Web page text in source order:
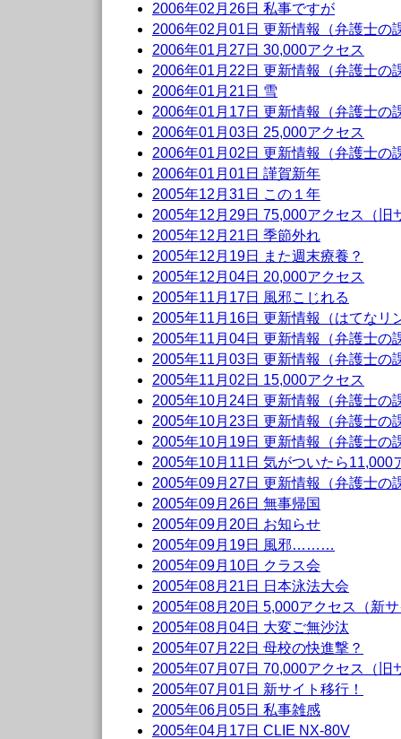
2006年02月26日 私事ですが
2006年02月01日 更新情報（弁護士の
2006年01月27日 30,000アクセス
2006年01月22日 更新情報（弁護士の
2006年01月21日 雪
2006年01月17日 更新情報（弁護士の
2006年01月03日 25,000アクセス
2006年01月02日 更新情報（弁護士の
2006年01月01日 謹賀新年
2005年12月31日 この１年
2005年12月29日 75,000アクセス（旧
2005年12月21日 季節外れ
2005年12月19日 また週末療養？
2005年12月04日 20,000アクセス
2005年11月17日 風邪こじれる
2005年11月16日 更新情報（はてなリ
2005年11月04日 更新情報（弁護士の
2005年11月03日 更新情報（弁護士の
2005年11月02日 15,000アクセス
2005年10月24日 更新情報（弁護士の
2005年10月23日 更新情報（弁護士の
2005年10月19日 更新情報（弁護士の
2005年10月11日 気がついたら11,000
2005年09月27日 更新情報（弁護士の
2005年09月26日 無事帰国
2005年09月20日 お知らせ
2005年09月19日 風邪………
2005年09月10日 クラス会
2005年08月21日 日本泳法大会
2005年08月20日 5,000アクセス（新
2005年08月04日 大変ご無沙汰
2005年07月22日 母校の快進撃？
2005年07月07日 70,000アクセス（旧
2005年07月01日 新サイト移行！
2005年06月05日 私事雑感
2005年04月17日 CLIE NX-80V